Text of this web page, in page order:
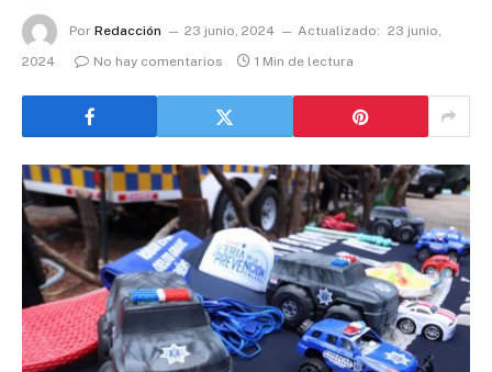
Por Redacción 23 junio, 2024 Actualizado: 23 junio,
2024
No hay comentarios 1 Min de lectura